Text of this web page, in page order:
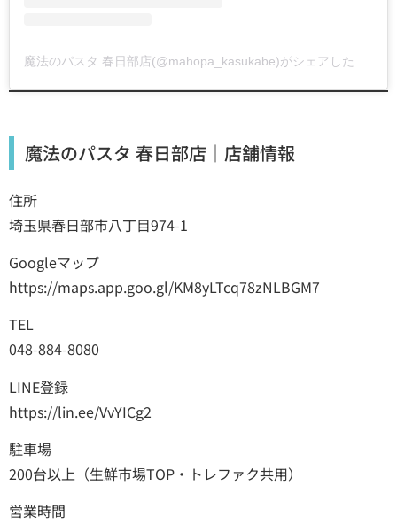
魔法のパスタ 春日部店｜店舗情報
住所
埼玉県春日部市八丁目974-1
Googleマップ
https://maps.app.goo.gl/KM8yLTcq78zNLBGM7
TEL
048-884-8080
LINE登録
https://lin.ee/VvYICg2
駐車場
200台以上（生鮮市場TOP・トレファク共用）
営業時間